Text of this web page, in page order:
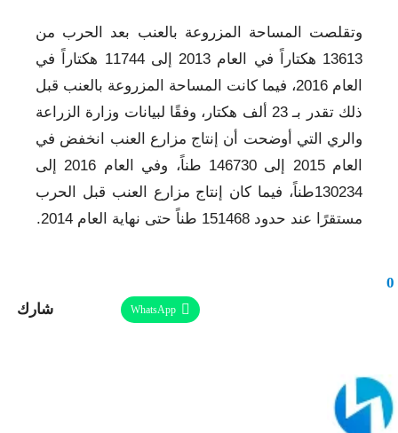
وتقلصت المساحة المزروعة بالعنب بعد الحرب من
13613 هكتاراً في العام 2013 إلى 11744 هكتاراً في
العام 2016، فيما كانت المساحة المزروعة بالعنب قبل
ذلك تقدر بـ 23 ألف هكتار، وفقًا لبيانات وزارة الزراعة
والري التي أوضحت أن إنتاج مزارع العنب انخفض في
العام 2015 إلى 146730 طناً، وفي العام 2016 إلى
130234طناً، فيما كان إنتاج مزارع العنب قبل الحرب
مستقرًا عند حدود 151468 طناً حتى نهاية العام 2014.
0
شارك
WhatsApp